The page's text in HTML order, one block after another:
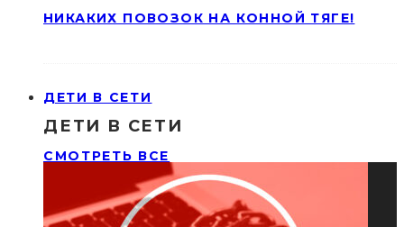
НИКАКИХ ПОВОЗОК НА КОННОЙ ТЯГЕ!
ДЕТИ В СЕТИ
ДЕТИ В СЕТИ
СМОТРЕТЬ ВСЕ